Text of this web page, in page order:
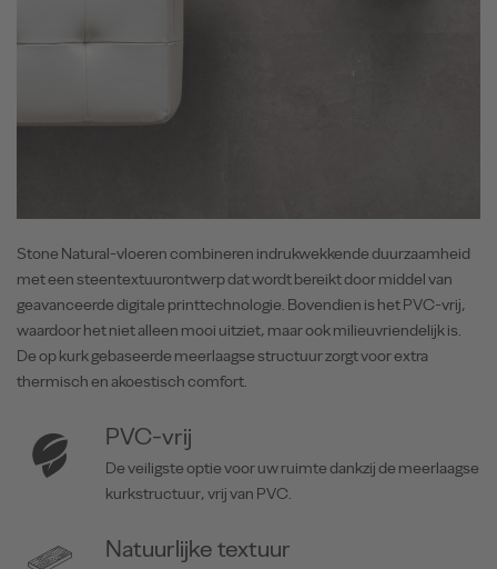
Stone Natural-vloeren combineren indrukwekkende duurzaamheid
met een steentextuurontwerp dat wordt bereikt door middel van
geavanceerde digitale printtechnologie. Bovendien is het PVC-vrij,
waardoor het niet alleen mooi uitziet, maar ook milieuvriendelijk is.
De op kurk gebaseerde meerlaagse structuur zorgt voor extra
thermisch en akoestisch comfort.
PVC-vrij
De veiligste optie voor uw ruimte dankzij de meerlaagse
kurkstructuur, vrij van PVC.
Natuurlijke textuur